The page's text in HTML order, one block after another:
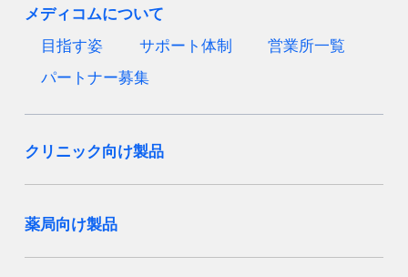
メディコムについて
目指す姿
サポート体制
営業所一覧
パートナー募集
クリニック向け製品
薬局向け製品